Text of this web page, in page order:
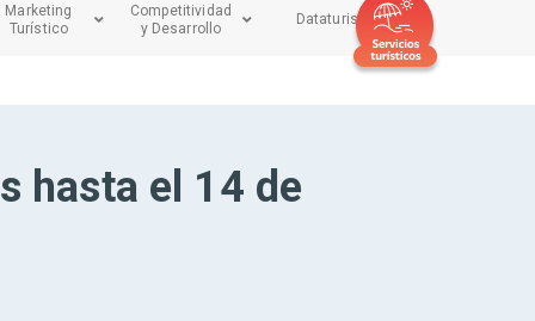
Marketing
Turístico
Competitividad
y Desarrollo
Dataturismo
hasta el 14 de